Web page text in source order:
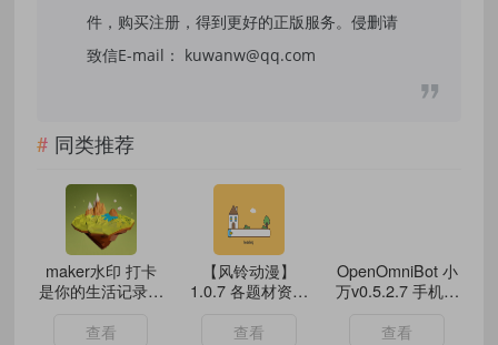
件，购买注册，得到更好的正版服务。侵删请
致信E-mail： kuwanw@qq.com
同类推荐
maker水印 打卡
是你的生活记录好
查看
【风铃动漫】
1.0.7 各题材资源
查看
OpenOmniBot 小
万v0.5.2.7 手机版
查看